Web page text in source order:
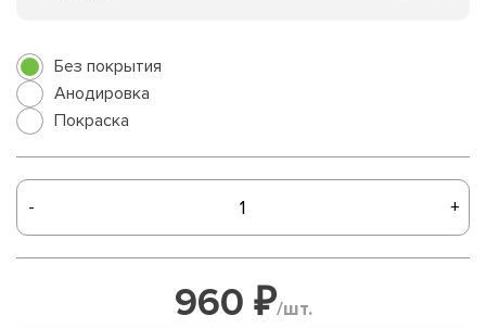
Без покрытия
Анодировка
Покраска
- +
960 ₽/шт.